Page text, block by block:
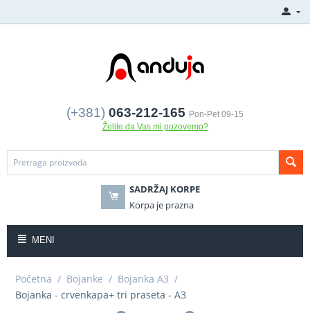
(+381) 063-212-165 Pon-Pet 09-15
Želite da Vas mi pozovemo?
SADRŽAJ KORPE
Korpa je prazna
MENI
Početna / Bojanke / Bojanka A3 /
Bojanka - crvenkapa+ tri praseta - A3